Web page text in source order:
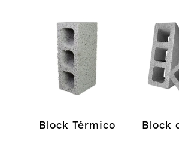
Block Térmico Block